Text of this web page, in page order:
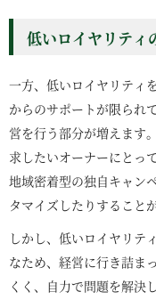
低いロイヤリティ
一方、低いロイヤリティ
からのサポートが限られ
営を行う部分が増えます
求したいオーナーにとっ
地域密着型の独自キャン
タマイズしたりすること
しかし、低いロイヤリテ
なため、経営に行き詰ま
くく、自力で問題を解決